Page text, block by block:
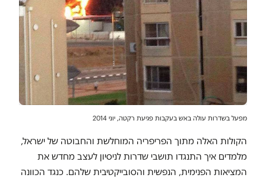
מפעל בשדרות עולה באש בעקבות פגיעת רקטה, יוני 2014
הקולות האלה מתוך הפריפריה המוחלשת והחבוטה של ישראל,
מלמדים איך התנגדו תושבי שדרות לניסיון לעצב מחדש את
המציאות הפנימית, הנפשית והסובייקטיבית שלהם. כנגד הכוונה